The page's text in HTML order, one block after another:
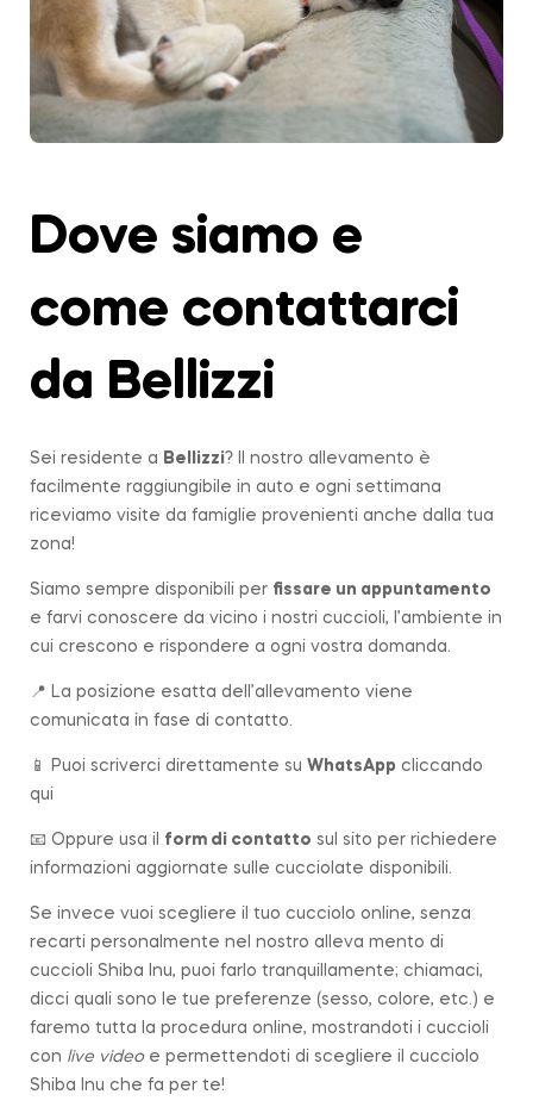
Dove siamo e
come contattarci
da Bellizzi
Sei residente a Bellizzi? Il nostro allevamento è
facilmente raggiungibile in auto e ogni settimana
riceviamo visite da famiglie provenienti anche dalla tua
zona!
Siamo sempre disponibili per fissare un appuntamento
e farvi conoscere da vicino i nostri cuccioli, l’ambiente in
cui crescono e rispondere a ogni vostra domanda.
📍 La posizione esatta dell’allevamento viene
comunicata in fase di contatto.
📱 Puoi scriverci direttamente su WhatsApp cliccando
qui
📧 Oppure usa il form di contatto sul sito per richiedere
informazioni aggiornate sulle cucciolate disponibili.
Se invece vuoi scegliere il tuo cucciolo online, senza
recarti personalmente nel nostro alleva mento di
cuccioli Shiba Inu, puoi farlo tranquillamente; chiamaci,
dicci quali sono le tue preferenze (sesso, colore, etc.) e
faremo tutta la procedura online, mostrandoti i cuccioli
con live videoe permettendoti di scegliere il cucciolo
Shiba Inu che fa per te!